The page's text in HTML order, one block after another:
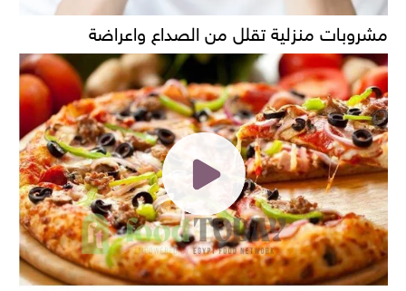
مشروبات منزلية تقلل من الصداع واعراضة